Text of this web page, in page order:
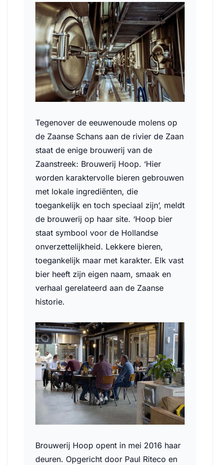
Tegenover de eeuwenoude molens op
de Zaanse Schans aan de rivier de Zaan
staat de enige brouwerij van de
Zaanstreek: Brouwerij Hoop. ‘Hier
worden karaktervolle bieren gebrouwen
met lokale ingrediënten, die
toegankelijk en toch speciaal zijn’, meldt
de brouwerij op haar site. ‘Hoop bier
staat symbool voor de Hollandse
onverzettelijkheid. Lekkere bieren,
toegankelijk maar met karakter. Elk vast
bier heeft zijn eigen naam, smaak en
verhaal gerelateerd aan de Zaanse
historie.
Brouwerij Hoop opent in mei 2016 haar
deuren. Opgericht door Paul Riteco en